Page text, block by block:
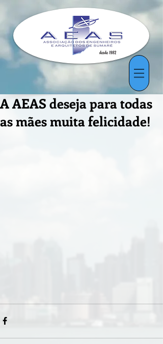
A AEAS deseja para todas
as mães muita felicidade!